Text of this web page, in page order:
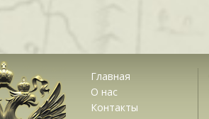
Главная
О нас
Контакты